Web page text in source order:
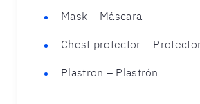
Mask – Máscara
Chest protector –
Plastron – Plastrón